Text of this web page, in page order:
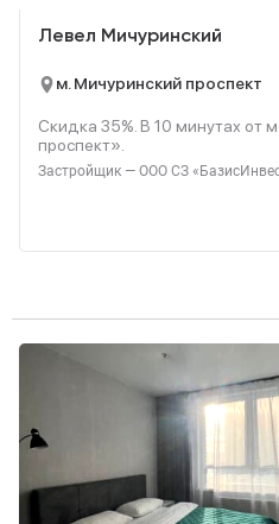
Левел Мичуринский
м. Мичуринский проспект
Скидка 35%. В 10 минутах от
проспект».